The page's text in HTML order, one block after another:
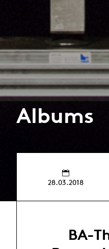
Albums
28.03.2018
BA-